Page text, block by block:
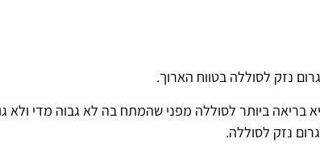
נזק לסוללה בטווח הארוך.
ביותר לסוללה מפני שהמתח בה לא גבוה מדי ולא
נזק לסוללה.